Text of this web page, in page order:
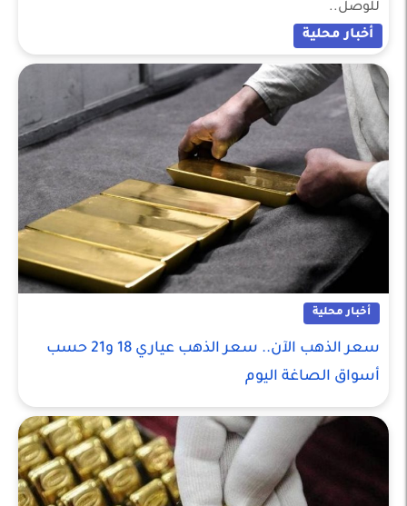
للوصل..
أخبار محلية
أخبار محلية
سعر الذهب الآن.. سعر الذهب عياري 18 و21 حسب
أسواق الصاغة اليوم